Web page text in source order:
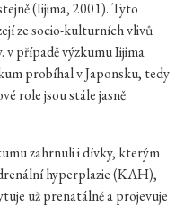
(Iijima, 2001). Tyto
ze socio-kulturních vlivů
v případě výzkumu Iijima
probíhal v Japonsku, tedy
role jsou stále jasně
zahrnuli i dívky, kterým
hyperplazie (KAH),
už prenatálně a projevuje